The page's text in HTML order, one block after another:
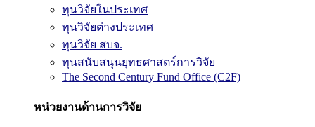
ทุนวิจัยในประเทศ
ทุนวิจัยต่างประเทศ
ทุนวิจัย สบจ.
ทุนสนับสนุนยุทธศาสตร์การวิจัย
The Second Century Fund Office (C2F)
หน่วยงานด้านการวิจัย